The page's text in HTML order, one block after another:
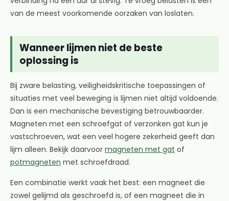
van de meest voorkomende oorzaken van loslaten.
Wanneer lijmen niet de beste
oplossing is
Bij zware belasting, veiligheidskritische toepassingen of
situaties met veel beweging is lijmen niet altijd voldoende.
Dan is een mechanische bevestiging betrouwbaarder.
Magneten met een schroefgat of verzonken gat kun je
vastschroeven, wat een veel hogere zekerheid geeft dan
lijm alleen. Bekijk daarvoor magneten met gat of
potmagneten met schroefdraad.
Een combinatie werkt vaak het best: een magneet die
zowel gelijmd als geschroefd is, of een magneet die in